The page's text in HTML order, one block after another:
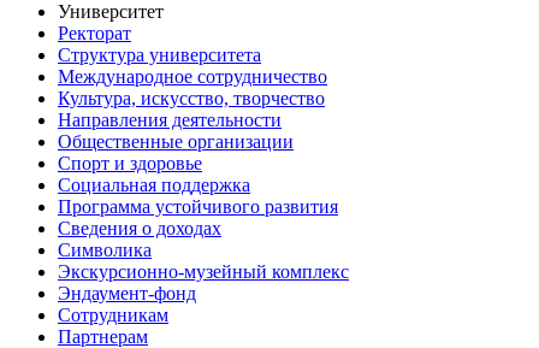
Университет
Ректорат
Структура университета
Международное сотрудничество
Культура, искусство, творчество
Направления деятельности
Общественные организации
Спорт и здоровье
Социальная поддержка
Программа устойчивого развития
Сведения о доходах
Символика
Экскурсионно-музейный комплекс
Эндаумент-фонд
Сотрудникам
Партнерам